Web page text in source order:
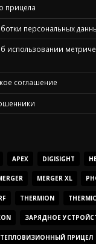
прицела
персональных
использовании
соглашение
APEX DIGISIGHT
MERGER XL
THERMION
ЗАРЯДНОЕ
ТЕПЛОВИЗИОННЫЙ ПРИЦЕЛ